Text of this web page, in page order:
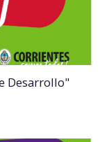
Desarrollo"